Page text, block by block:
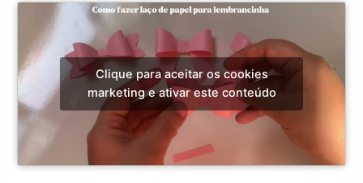
Clique para aceitar os cookies
marketing e ativar este conteúdo